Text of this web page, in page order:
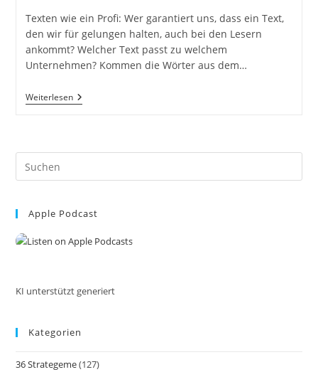
Texten wie ein Profi: Wer garantiert uns, dass ein Text,
den wir für gelungen halten, auch bei den Lesern
ankommt? Welcher Text passt zu welchem
Unternehmen? Kommen die Wörter aus dem…
WeiterlesenTexten
Wie
Buch
Einsteiger
Mit
Wortideen
Hans-
Apple Podcast
KI unterstützt generiert
Kategorien
36 Strategeme(127)